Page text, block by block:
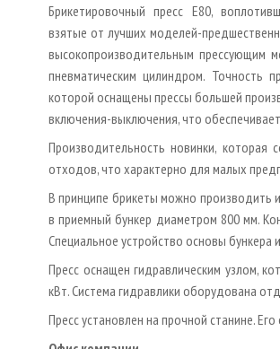
Брикетировочный пресс Е80,
взятые от лучших моделей-
высокопроизводительным прессующим
пневматическим цилиндром. Точность
которой оснащены прессы большей
включения-выключения, что
Производительность новинки,
отходов, что характерно для малых
В принципе брикеты можно производить
в приемный бункер диаметром 800 мм.
Специальное устройство основы бункера
Пресс оснащен гидравлическим узлом,
кВт. Система гидравлики оборудована
Пресс установлен на прочной станине.